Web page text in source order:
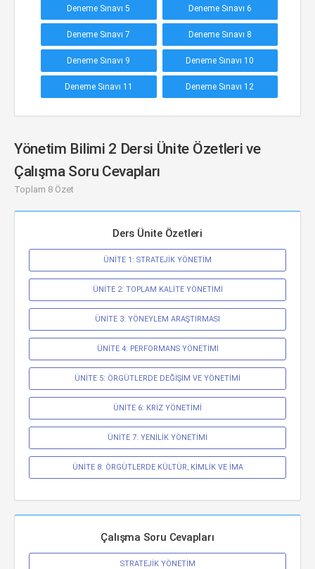
Deneme Sınavı 5 Deneme Sınavı 6
Deneme Sınavı 7 Deneme Sınavı 8
Deneme Sınavı 9 Deneme Sınavı 10
Deneme Sınavı 11 Deneme Sınavı 12
Yönetim Bilimi 2 Dersi Ünite Özetleri ve
Çalışma Soru Cevapları
Toplam 8 Özet
Ders Ünite Özetleri
ÜNİTE 1: STRATEJİK YÖNETİM
ÜNİTE 2: TOPLAM KALİTE YÖNETİMİ
ÜNİTE 3: YÖNEYLEM ARAŞTIRMASI
ÜNİTE 4: PERFORMANS YÖNETİMİ
ÜNİTE 5: ÖRGÜTLERDE DEĞİŞİM VE YÖNETİMİ
ÜNİTE 6: KRİZ YÖNETİMİ
ÜNİTE 7: YENİLİK YÖNETİMİ
ÜNİTE 8: ÖRGÜTLERDE KÜLTÜR, KİMLİK VE İMA
Çalışma Soru Cevapları
STRATEJİK YÖNETİM